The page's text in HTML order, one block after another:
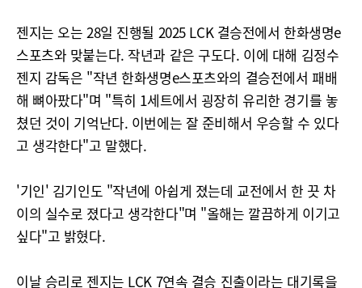
젠지는 오는 28일 진행될 2025 LCK 결승전에서 한화생명e
스포츠와 맞붙는다. 작년과 같은 구도다. 이에 대해 김정수
젠지 감독은 "작년 한화생명e스포츠와의 결승전에서 패배
해 뼈아팠다"며 "특히 1세트에서 굉장히 유리한 경기를 놓
쳤던 것이 기억난다. 이번에는 잘 준비해서 우승할 수 있다
고 생각한다"고 말했다.
'기인' 김기인도 "작년에 아쉽게 졌는데 교전에서 한 끗 차
이의 실수로 졌다고 생각한다"며 "올해는 깔끔하게 이기고
싶다"고 밝혔다.
이날 승리로 젠지는 LCK 7연속 결승 진출이라는 대기록을